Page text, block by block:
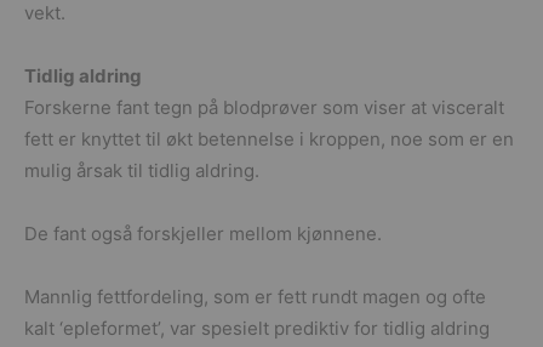
vekt.
Tidlig aldring
Forskerne fant tegn på blodprøver som viser at visceralt
fett er knyttet til økt betennelse i kroppen, noe som er en
mulig årsak til tidlig aldring.
De fant også forskjeller mellom kjønnene.
Mannlig fettfordeling, som er fett rundt magen og ofte
kalt ‘epleformet’, var spesielt prediktiv for tidlig aldring